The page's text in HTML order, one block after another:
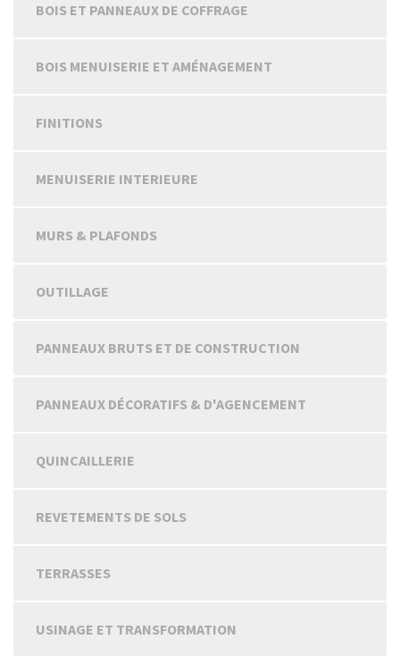
BOIS ET PANNEAUX DE COFFRAGE
BOIS MENUISERIE ET AMÉNAGEMENT
FINITIONS
MENUISERIE INTERIEURE
MURS & PLAFONDS
OUTILLAGE
PANNEAUX BRUTS ET DE CONSTRUCTION
PANNEAUX DÉCORATIFS & D'AGENCEMENT
QUINCAILLERIE
REVETEMENTS DE SOLS
TERRASSES
USINAGE ET TRANSFORMATION